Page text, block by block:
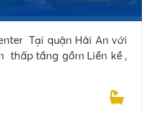
Tại quận Hải An với
thấp tầng gồm Liền kề ,